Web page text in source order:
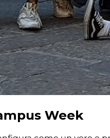
Week